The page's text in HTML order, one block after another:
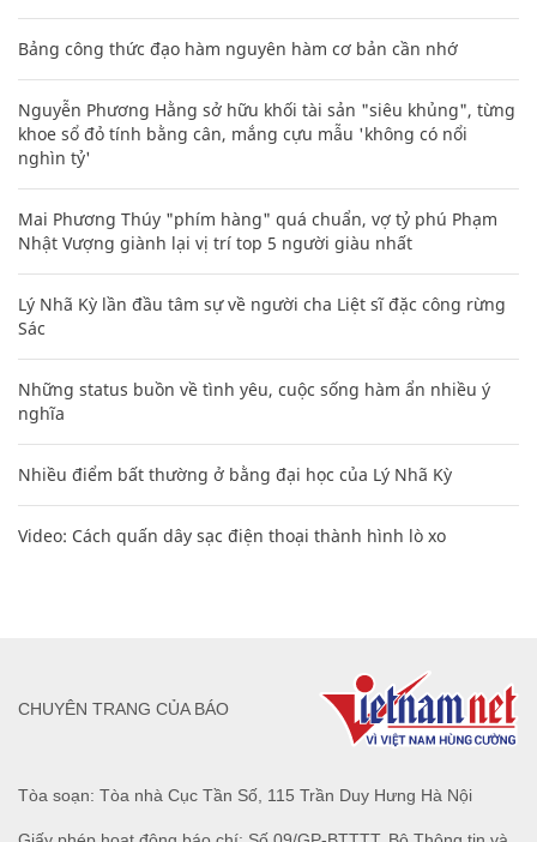
Bảng công thức đạo hàm nguyên hàm cơ bản cần nhớ
Nguyễn Phương Hằng sở hữu khối tài sản "siêu khủng", từng
khoe sổ đỏ tính bằng cân, mắng cựu mẫu 'không có nổi
nghìn tỷ'
Mai Phương Thúy "phím hàng" quá chuẩn, vợ tỷ phú Phạm
Nhật Vượng giành lại vị trí top 5 người giàu nhất
Lý Nhã Kỳ lần đầu tâm sự về người cha Liệt sĩ đặc công rừng
Sác
Những status buồn về tình yêu, cuộc sống hàm ẩn nhiều ý
nghĩa
Nhiều điểm bất thường ở bằng đại học của Lý Nhã Kỳ
Video: Cách quấn dây sạc điện thoại thành hình lò xo
Tòa soạn: Tòa nhà Cục Tần Số, 115 Trần Duy Hưng Hà Nội
CHUYÊN TRANG CỦA BÁO